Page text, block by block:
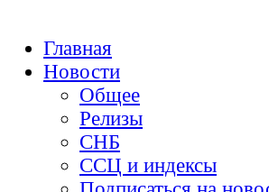
Главная
Новости
Общее
Релизы
СНБ
ССЦ и индексы